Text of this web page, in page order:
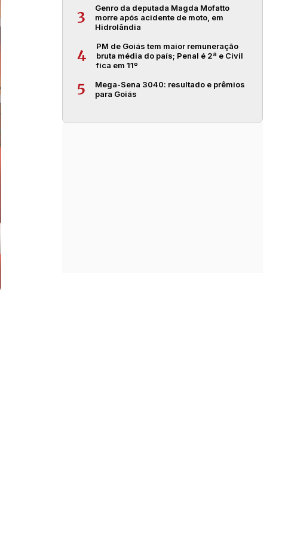
3
Genro da deputada Magda Mofatto
morre após acidente de moto, em
Hidrolândia
4
PM de Goiás tem maior remuneração
bruta média do país; Penal é 2ª e Civil
fica em 11º
5
Mega-Sena 3040: resultado e prêmios
para Goiás